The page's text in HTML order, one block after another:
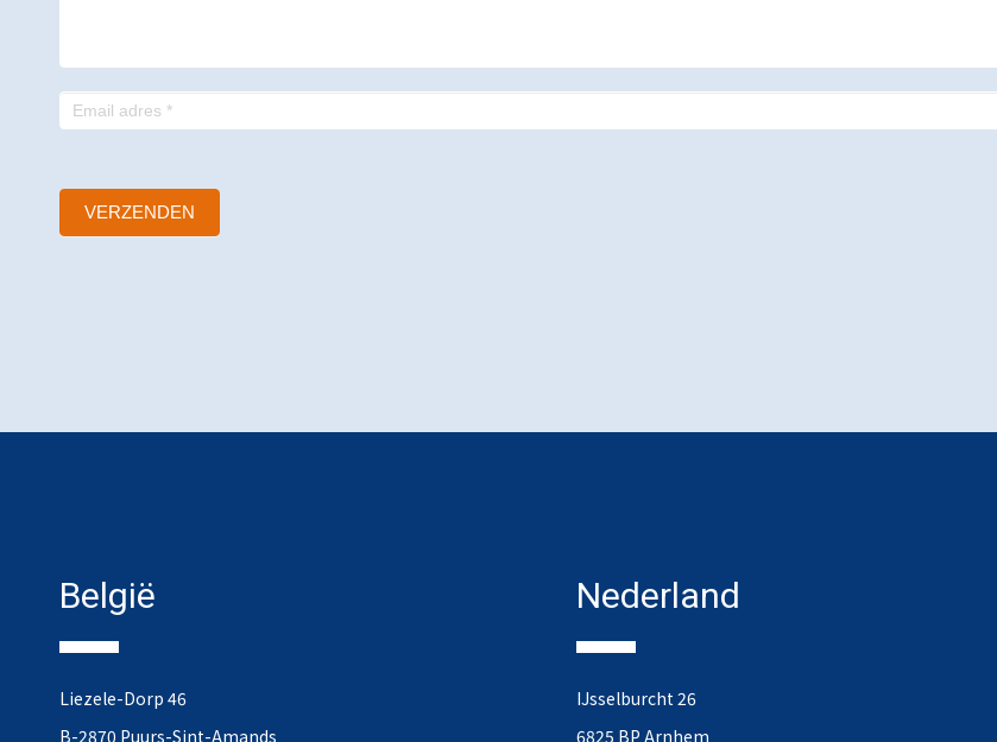
VERZENDEN
België
Liezele-Dorp 46
B-2870 Puurs-Sint-Amands
Nederland
IJsselburcht 26
6825 BP Arnhem